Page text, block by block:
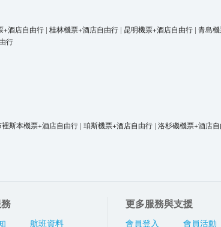
+酒店自由行 | 桂林機票+酒店自由行 | 昆明機票+酒店自由行 | 青島
行
裡斯本機票+酒店自由行 | 珀斯機票+酒店自由行 | 洛杉磯機票+酒店
航班資料
更多服務與支援
會員登入 會員活動